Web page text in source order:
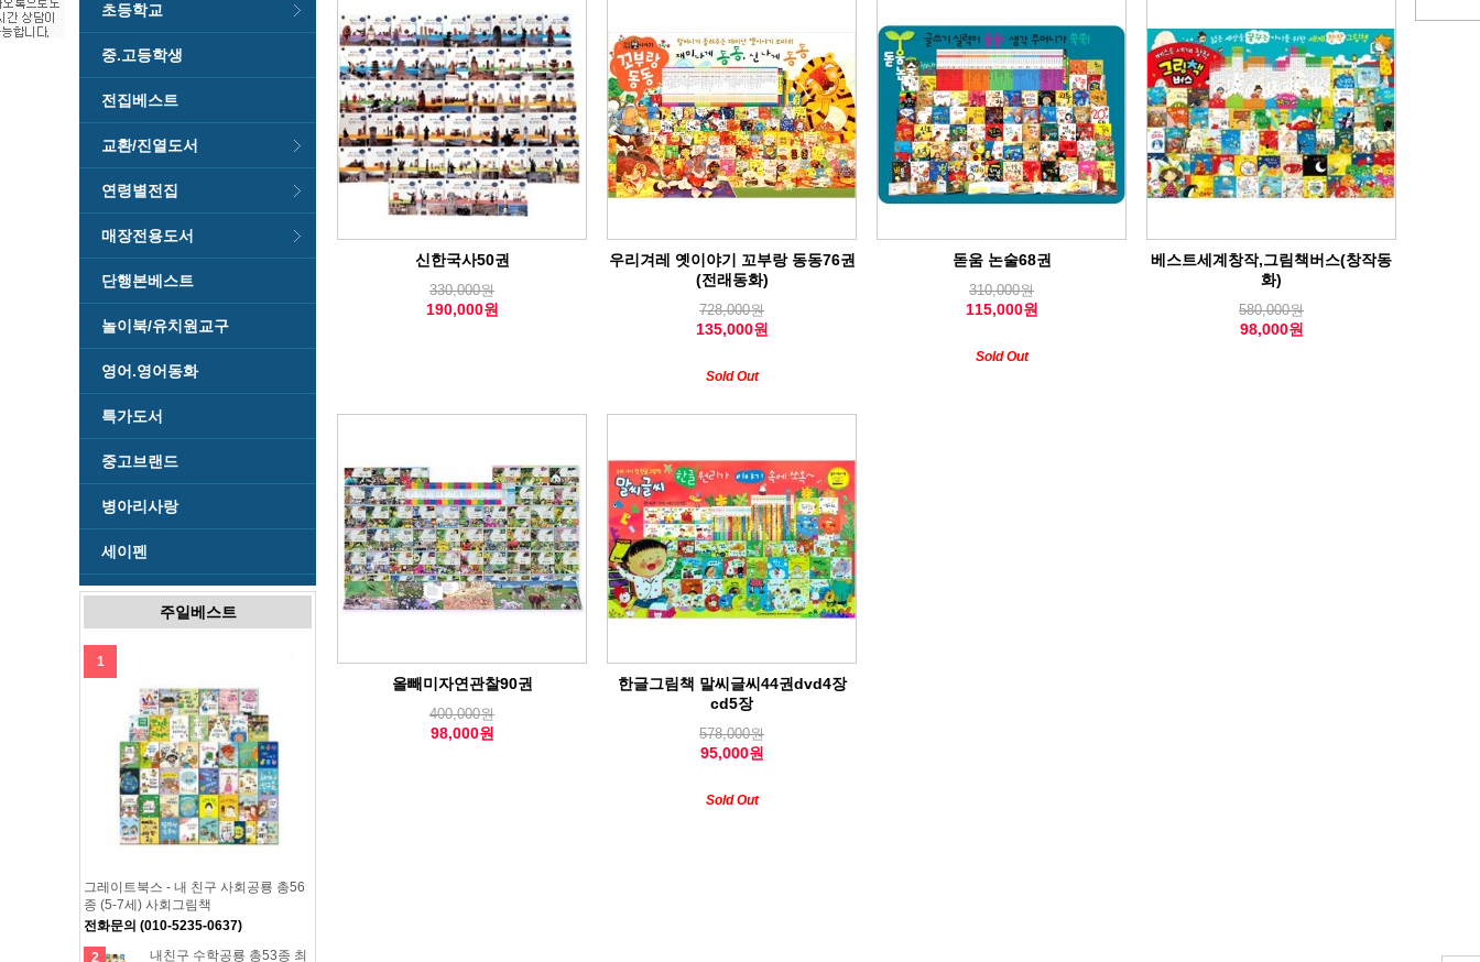
초등학교
중.고등학생
전집베스트
교환/진열도서
연령별전집
매장전용도서
단행본베스트
놀이북/유치원교구
영어.영어동화
특가도서
중고브랜드
병아리사랑
세이펜
주일베스트
1
그레이트북스 - 내 친구 사회공룡 총56
종 (5-7세) 사회그림책
전화문의 (010-5235-0637)
2
내친구 수학공룡 총53종 최
신한국사50권
330,000원
190,000원
우리겨레 옛이야기 꼬부랑 동동76권
(전래동화)
728,000원
135,000원
Sold Out
돋움 논술68권
310,000원
115,000원
Sold Out
베스트세계창작,그림책버스(창작동
화)
580,000원
98,000원
올빼미자연관찰90권
400,000원
98,000원
한글그림책 말씨글씨44권dvd4장
cd5장
578,000원
95,000원
Sold Out